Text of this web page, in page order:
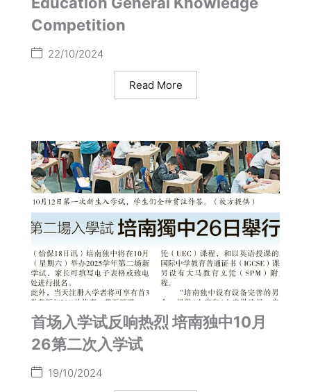
Competition
22/10/2024
Read More
首场入学试反响热烈 培南独中10月
26第二次入学试
19/10/2024